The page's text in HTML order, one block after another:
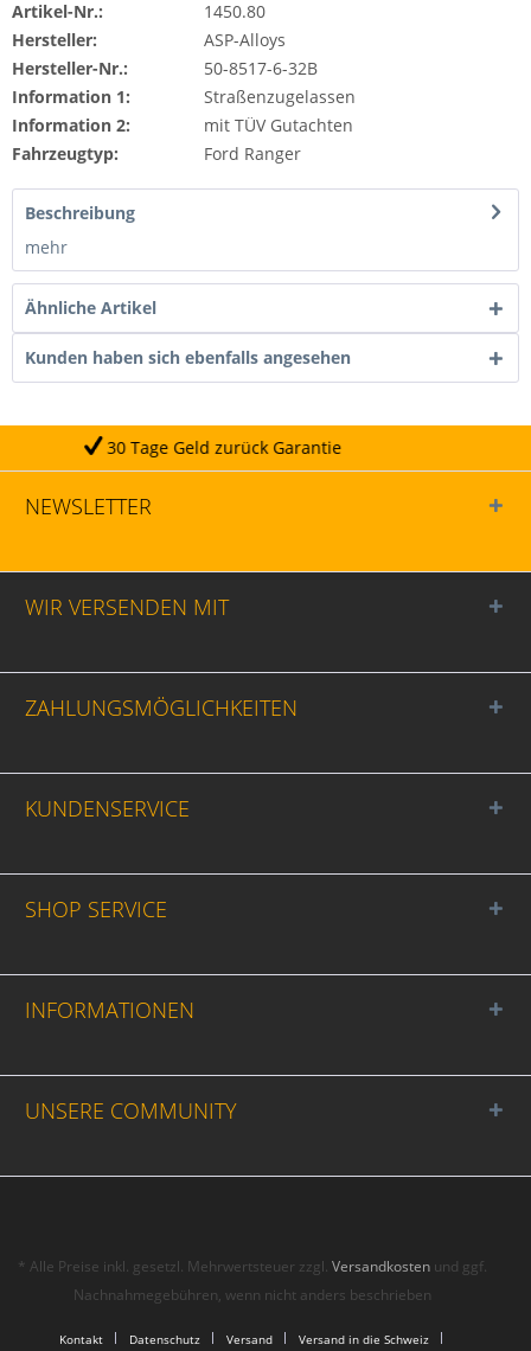
Artikel-Nr.:
1450.80
Hersteller:
ASP-Alloys
Hersteller-Nr.:
50-8517-6-32B
Information 1:
Straßenzugelassen
Information 2:
mit TÜV Gutachten
Fahrzeugtyp:
Ford Ranger
Beschreibung
mehr
Ähnliche Artikel
Kunden haben sich ebenfalls angesehen
zurück Garantie
NEWSLETTER
WIR VERSENDEN MIT
ZAHLUNGSMÖGLICHKEITEN
KUNDENSERVICE
SHOP SERVICE
INFORMATIONEN
UNSERE COMMUNITY
* Alle Preise inkl. gesetzl. Mehrwertsteuer zzgl.Versandkosten und ggf.
Nachnahmegebühren, wenn nicht anders beschrieben
Kontakt Datenschutz Versand Versand in die Schweiz